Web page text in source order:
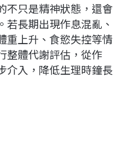
不只是精神狀態，還會
若長期出現作息混亂、
重上升、食慾失控等情
整體代謝評估，從作
介入，降低生理時鐘長